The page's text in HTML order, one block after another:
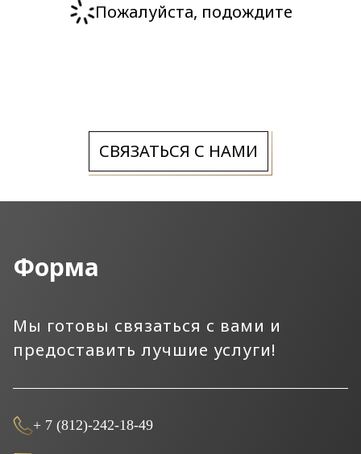
Пожалуйста, подождите
СВЯЗАТЬСЯ С НАМИ
Форма
Мы готовы связаться с вами и
предоставить лучшие услуги!
+ 7 (812)-242-18-49